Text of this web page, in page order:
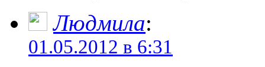
Людмила:
01.05.2012 в 6:31